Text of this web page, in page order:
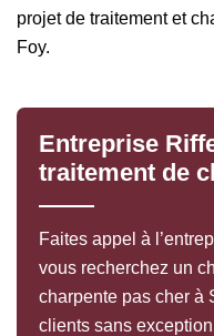
projet de traitement et
Foy.
Entreprise
traitement de
Faites appel à
vous recherchez un
charpente pas cher à
clients sans